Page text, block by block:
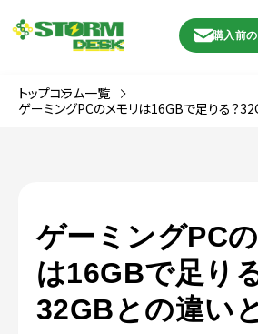
購入前
トップコラム一覧
ゲーミングPCのメモリは16GBで足りる？
ゲーミングPC
は16GBで足り
32GBとの違い